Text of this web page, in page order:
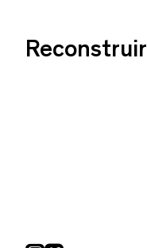
Reconstruir